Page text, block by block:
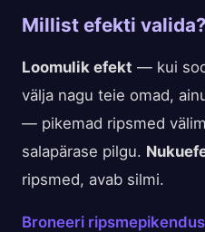
Millist efekti valida?
Loomulik efekt — kui
välja nagu teie omad,
— pikemad ripsmed
salapärase pilgu.
ripsmed, avab silmi.
Broneeri